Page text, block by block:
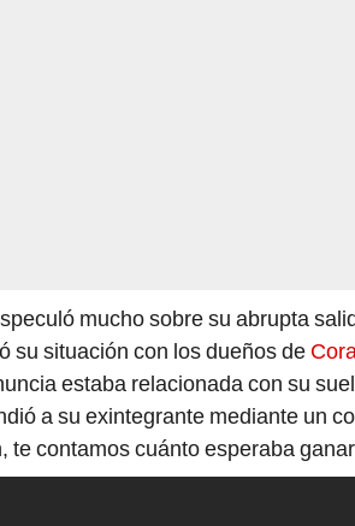
mucho sobre su abrupta
su situación con los dueños de
estaba relacionada con su
a su exintegrante mediante un
te contamos cuánto esperaba